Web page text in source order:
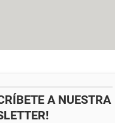
A NUESTRA